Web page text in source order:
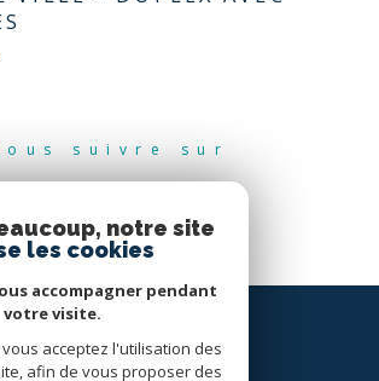
Nous suivre sur
notre site
les cookies
accompagner pendant
votre visite.
acceptez l'utilisation des
afin de vous proposer des